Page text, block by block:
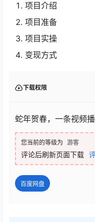
项目介绍
项目准备
项目实操
变现方式
下载权限
蛇年贺春，一条视频
您当前的等级为 游客
评论后刷新页面下载
百度网盘